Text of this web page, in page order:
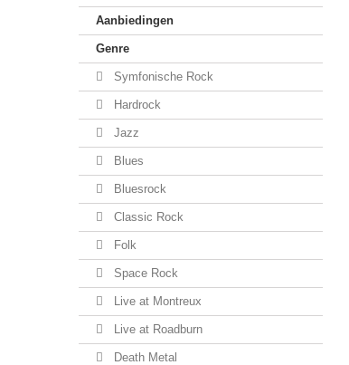
Aanbiedingen
Genre
Symfonische Rock
Hardrock
Jazz
Blues
Bluesrock
Classic Rock
Folk
Space Rock
Live at Montreux
Live at Roadburn
Death Metal